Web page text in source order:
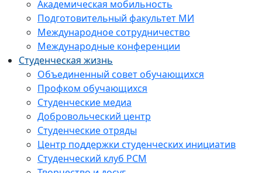
Академическая мобильность
Подготовительный факультет МИ
Международное сотрудничество
Международные конференции
Студенческая жизнь
Объединенный совет обучающихся
Профком обучающихся
Студенческие медиа
Добровольческий центр
Студенческие отряды
Центр поддержки студенческих инициатив
Студенческий клуб РСМ